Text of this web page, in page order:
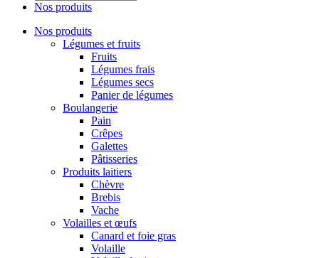
Nos produits
Nos produits
Légumes et fruits
Fruits
Légumes frais
Légumes secs
Panier de légumes
Boulangerie
Pain
Crêpes
Galettes
Pâtisseries
Produits laitiers
Chèvre
Brebis
Vache
Volailles et œufs
Canard et foie gras
Volaille